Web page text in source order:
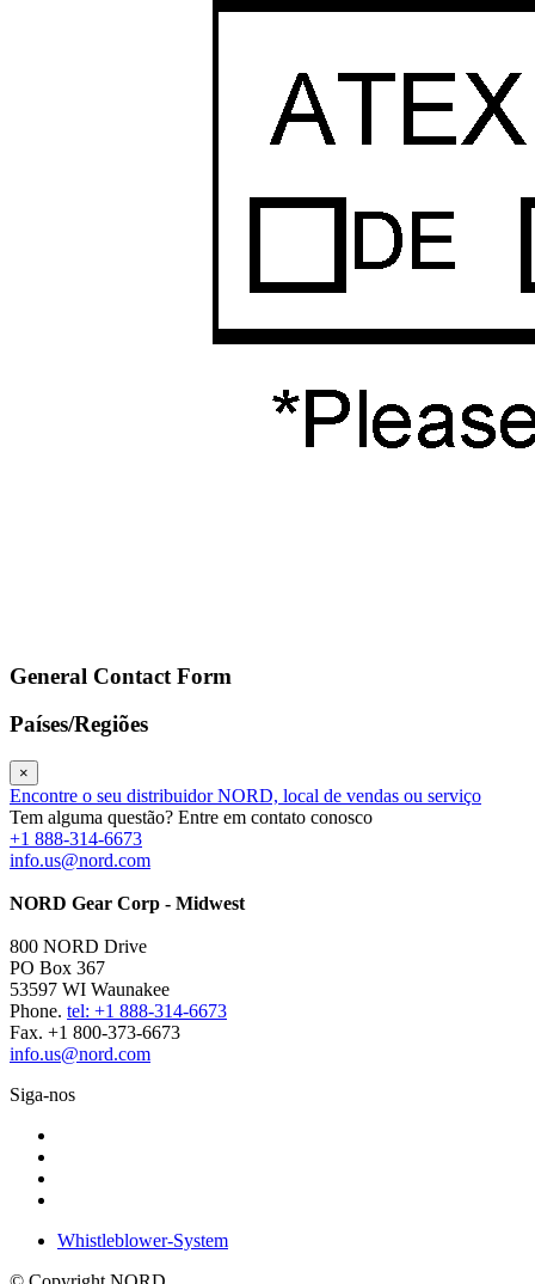
General Contact Form
Países/Regiões
×
Encontre o seu distribuidor NORD, local de vendas ou serviço
Tem alguma questão? Entre em contato conosco
+1 888-314-6673
info.us@nord.com
NORD Gear Corp - Midwest
800 NORD Drive
PO Box 367
53597 WI Waunakee
Phone. tel: +1 888-314-6673
Fax. +1 800-373-6673
info.us@nord.com
Siga-nos
Whistleblower-System